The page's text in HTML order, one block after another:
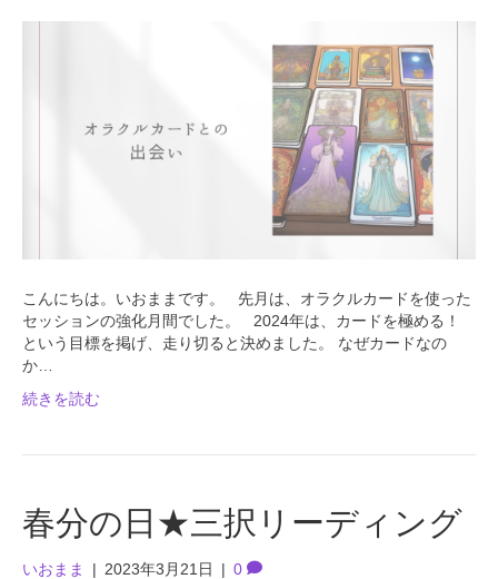
こんにちは。いおままです。 先月は、オラクルカードを使った
セッションの強化月間でした。 2024年は、カードを極める！
という目標を掲げ、走り切ると決めました。 なぜカードなの
か…
続きを読む
春分の日★三択リーディング
いおまま | 2023年3月21日 | 0